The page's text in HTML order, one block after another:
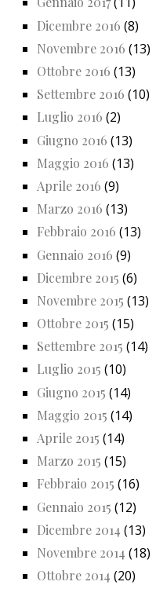
Dicembre 2016 (8)
Novembre 2016 (13)
Ottobre 2016 (13)
Settembre 2016 (10)
Luglio 2016 (2)
Giugno 2016 (13)
Maggio 2016 (13)
Aprile 2016 (9)
Marzo 2016 (13)
Febbraio 2016 (13)
Gennaio 2016 (9)
Dicembre 2015 (6)
Novembre 2015 (13)
Ottobre 2015 (15)
Settembre 2015 (14)
Luglio 2015 (10)
Giugno 2015 (14)
Maggio 2015 (14)
Aprile 2015 (14)
Marzo 2015 (15)
Febbraio 2015 (16)
Gennaio 2015 (12)
Dicembre 2014 (13)
Novembre 2014 (18)
Ottobre 2014 (20)